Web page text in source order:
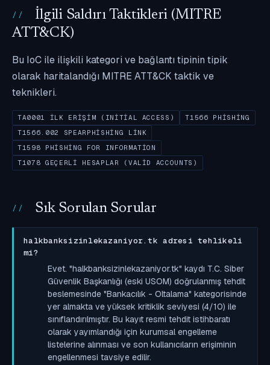
İlgili Saldırı Taktikleri (MITRE
ATT&CK)
Bu IoC ile ilişkili kategori ve bağlantı tipinin tipik
olarak haritalandığı MITRE ATT&CK taktik ve
teknikleri.
TA0001 İLK ERIŞIM (INITIAL ACCESS)
T1566 PHISHING
T1566.002 SPEARPHISHING LINK
T1598 PHISHING FOR INFORMATION
T1078 GEÇERLI HESAPLAR (VALID ACCOUNTS)
Sık Sorulan Sorular
halkbanksizinlekazaniyor.tk adresi tehlikeli
mi?
Evet. "halkbanksizinlekazaniyor.tk" kaydı T.C. Siber
Güvenlik Başkanlığı (eski USOM) doğrulanmış tehdit
beslemesinde "Bankacılık - Oltalama" kategorisinde
yer almakta ve yüksek kritiklik seviyesi (4/10) ile
sınıflandırılmıştır. Bu kayıt resmi tehdit istihbaratı
olarak yayımlandığı için kurumsal engelleme
listelerine alınması ve son kullanıcıların erişiminin
engellenmesi tavsiye edilir.